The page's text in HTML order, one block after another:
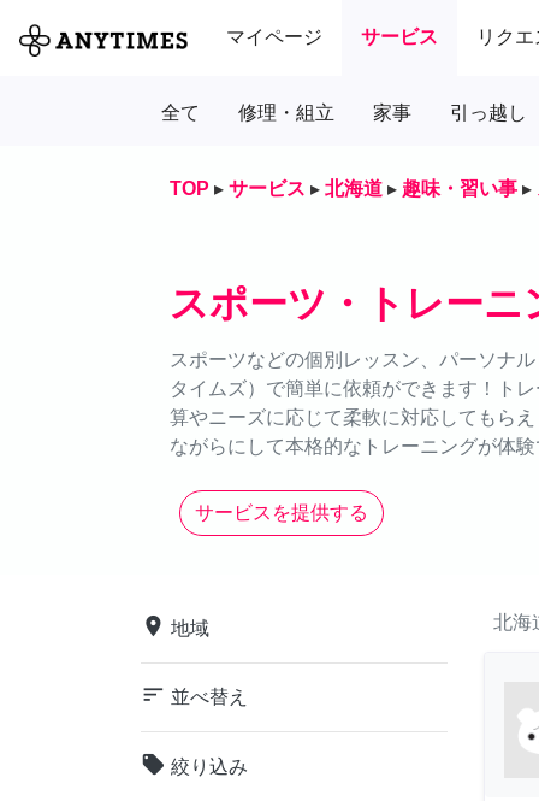
マイページ サービス リクエ
全て 修理・組立 家事 引っ越し
TOP ▸ サービス ▸ 北海道 ▸ 趣味・習い事 ▸
スポーツ・トレーニ
スポーツなどの個別レッスン、パーソナ
タイムズ）で簡単に依頼ができます！ト
算やニーズに応じて柔軟に対応してもら
ながらにして本格的なトレーニングが体験
サービスを提供する
place 地域
sort 並べ替え
local_offer 絞り込み
北海